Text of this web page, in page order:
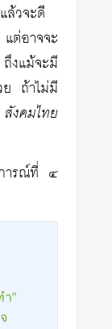
ล้วจะดี
ต่อาจจะ
งแม้จะมี
ถ้าไม่มี
สังคมไทย
การณ์ที่ ๔
”